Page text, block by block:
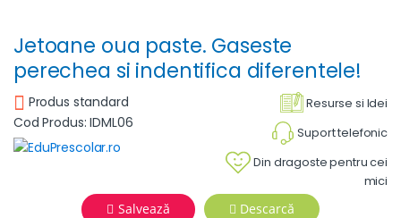
Jetoane oua paste. Gaseste
perechea si indentifica diferentele!
Resurse si Idei
Suport telefonic
Din dragoste pentru cei
mici
Produs standard
Cod Produs: IDML06
Salvează Descarcă